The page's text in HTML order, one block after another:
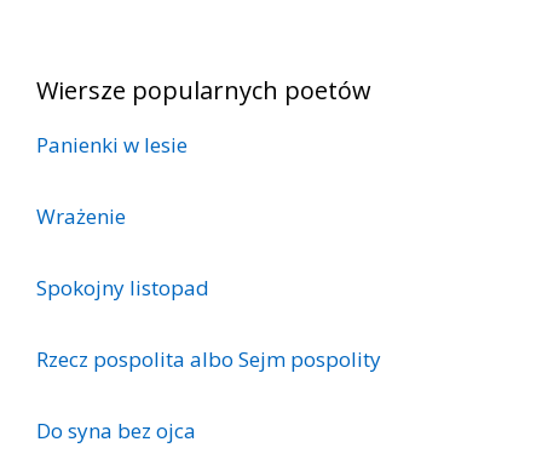
Wiersze popularnych poetów
Panienki w lesie
Wrażenie
Spokojny listopad
Rzecz pospolita albo Sejm pospolity
Do syna bez ojca